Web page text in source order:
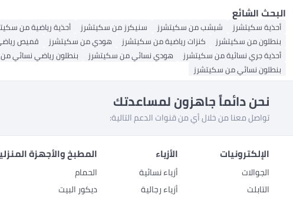
البحث الشائع
أحذية سكيتشرز شبشب من سكيتشرز سنيكرز من سكيتشرز أحذية رياضية من
بنطلون من سكيتشرز
كنزات رياضية من سكيتشرز هودي من سكيتشرز قميص
أحذية جري نسائية من سكيتشرز
هودي نسائي من سكيتشرز بنطلون رياضي نسائي
بنطلون نسائي من سكيتشرز
نحن دائماً جاهزون لمساعدتك
تواصل معنا من خلال أي من قنوات الدعم التالية:
الإلكترونيات
الجوالات
التابلت
الأزياء
أزياء نسائية
أزياء رجالية
المطبخ والأجهزة
الحمام
ديكور البيت